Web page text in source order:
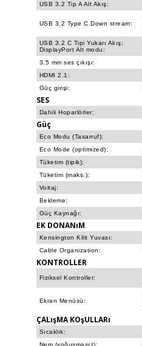
USB 3.2 Tip A Alt Akış:
USB 3.2 Type C Down stream:
USB 3.2 C Tipi Yukarı Akış;
DisplayPort Alt modu:
3.5 mm ses çıkışı:
HDMI 2.1:
Güç girişi:
SES
Dahili Hoparlörler:
Güç
Eco Modu (Tasarruf):
Eco Mode (optimized):
Tüketim (tipik):
Tüketim (maks.):
Voltaj:
Bekleme:
Güç Kaynağı:
EK DONANıM
Kensington Kilit Yuvası:
Cable Organization:
KONTROLLER
Fiziksel Kontroller:
Ekran Menüsü:
ÇALışMA KOşULLARı
Sıcaklık: